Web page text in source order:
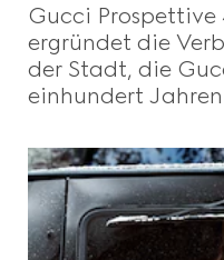
Gucci
ergründet die
der Stadt, die
einhundert